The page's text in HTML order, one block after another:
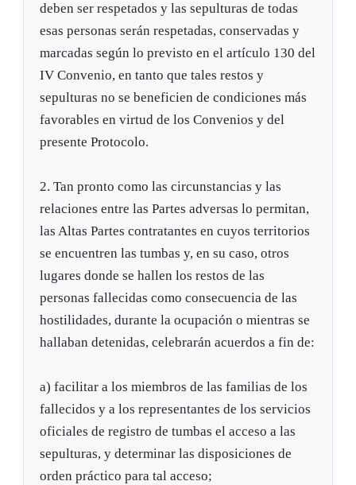
deben ser respetados y las sepulturas de todas
esas personas serán respetadas, conservadas y
marcadas según lo previsto en el artículo 130 del
IV Convenio, en tanto que tales restos y
sepulturas no se beneficien de condiciones más
favorables en virtud de los Convenios y del
presente Protocolo.
2. Tan pronto como las circunstancias y las
relaciones entre las Partes adversas lo permitan,
las Altas Partes contratantes en cuyos territorios
se encuentren las tumbas y, en su caso, otros
lugares donde se hallen los restos de las
personas fallecidas como consecuencia de las
hostilidades, durante la ocupación o mientras se
hallaban detenidas, celebrarán acuerdos a fin de:
a) facilitar a los miembros de las familias de los
fallecidos y a los representantes de los servicios
oficiales de registro de tumbas el acceso a las
sepulturas, y determinar las disposiciones de
orden práctico para tal acceso;